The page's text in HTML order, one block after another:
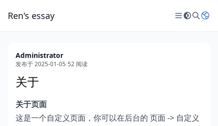
Ren's essay
Administrator
发布于 2025-01-05/52 阅读
关于
关于页面
这是一个自定义页面，你可以在后台的 页面 -> 自定义